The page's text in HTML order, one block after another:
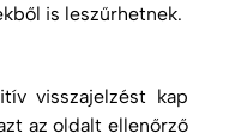
is leszűrhetnek.
visszajelzést kap
az oldalt ellenőrző